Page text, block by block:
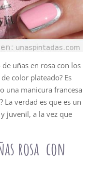
uñas en rosa con los
color plateado? Es
una manicura francesa
La verdad es que es un
juvenil, a la vez que
rosa con